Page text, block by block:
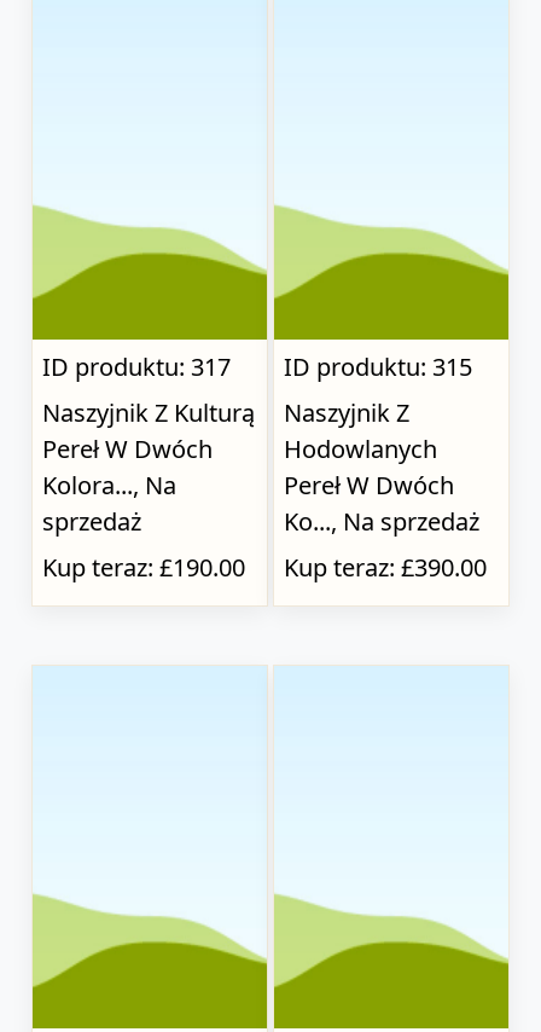
ID produktu: 317
Naszyjnik Z Kulturą
Pereł W Dwóch
Kolora..., Na
sprzedaż
Kup teraz: £190.00
ID produktu: 315
Naszyjnik Z
Hodowlanych
Pereł W Dwóch
Ko..., Na sprzedaż
Kup teraz: £390.00